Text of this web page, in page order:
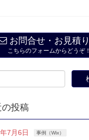
お問合せ・お見積
こちらのフォームからどうぞ！
投稿
7月6日 事例（Wix）